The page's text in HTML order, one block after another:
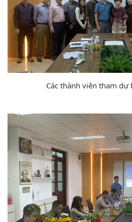
Các thành viên tham dự